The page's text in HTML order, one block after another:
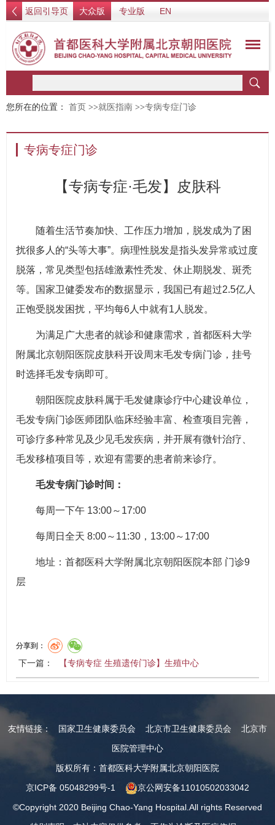
返回引导页 大众版 专业版 EN
您所在的位置： 首页 >>就医指南 >>专病专症门诊
专病专症门诊
【专病专症·毛发】皮肤科
随着生活节奏加快、工作压力增加，脱发成为了困
扰很多人的“头等大事”。病理性脱发是指头发异常或过度
脱落，常见类型包括雄激素性秃发、休止期脱发、斑秃
等。国家卫健委发布的数据显示，我国已有超过2.5亿人
正饱受脱发困扰，平均每6人中就有1人脱发。
为满足广大患者的就诊和健康需求，首都医科大学
附属北京朝阳医院皮肤科开设周末毛发专病门诊，挂号
时选择毛发专病即可。
朝阳医院皮肤科属于毛发健康诊疗中心建设单位，
毛发专病门诊医师团队临床经验丰富、检查项目完善，
可诊疗多种常见及少见毛发疾病，并开展有微针治疗、
毛发移植项目等，欢迎有需要的患者前来诊疗。
毛发专病门诊时间：
每周一下午 13:00～17:00
每周日全天 8:00～11:30，13:00～17:00
地址：首都医科大学附属北京朝阳医院本部 门诊9
层
分享到：
下一篇： 【专病专症 生殖遗传门诊】生殖中心
友情链接： 国家卫生健康委员会 北京市卫生健康委员会
北京市
医院管理中心
版权所有：首都医科大学附属北京朝阳医院
京ICP备 05048299号-1
京公网安备11010502033042
©Copyright 2020 Beijing Chao-Yang Hospital.All rights Reserved